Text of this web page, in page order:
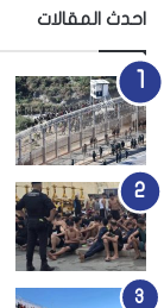
احدث المقالات